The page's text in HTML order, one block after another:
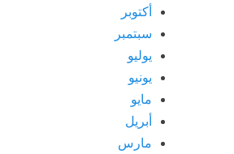
أكتوبر
سبتمبر
يوليو
يونيو
مايو
أبريل
مارس